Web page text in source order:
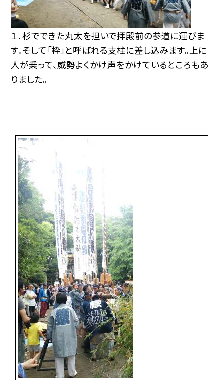
１．杉でできた丸太を担いで拝殿前の参道に運びま
す。そして「枠」と呼ばれる支柱に差し込みます。上に
人が乗って、威勢よくかけ声をかけているところもあ
りました。